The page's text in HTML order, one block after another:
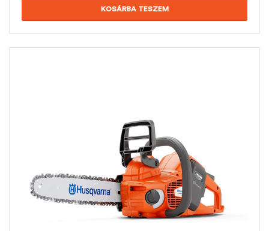
KOSÁRBA TESZEM